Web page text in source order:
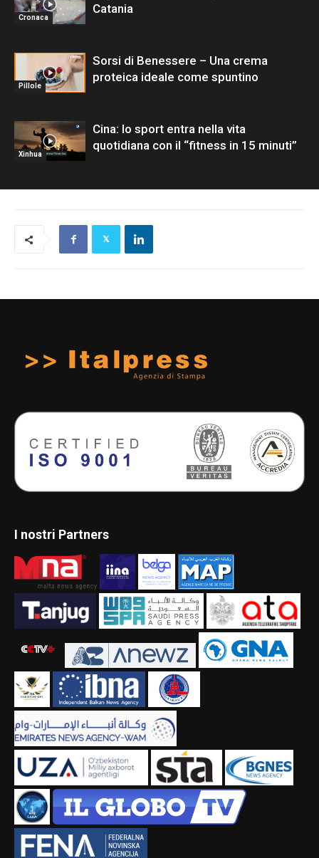
Cronaca
Catania
Pillole
Sorsi di Benessere – Una crema
proteica ideale come spuntino
Xinhua
Cina: lo sport entra nella vita
quotidiana con il “fitness in 15 minuti”
I nostri Partners